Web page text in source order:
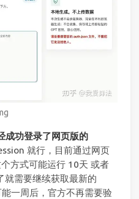
成功登录了网页版的
就行，目前通过网页
方式可能运行 10天 或者
就需要继续获取最新的
一周后，官方不再需要验